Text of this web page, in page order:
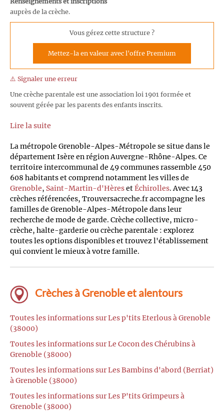
auprès de la crèche.
Vous gérez cette structure ?
Mettez-la en valeur avec l'offre Premium
⚠️ Signaler une erreur
Une crèche parentale est une association loi 1901 formée et
souvent gérée par les parents des enfants inscrits.
Lire la suite
La métropole Grenoble-Alpes-Métropole se situe dans le
département Isère en région Auvergne-Rhône-Alpes. Ce
territoire intercommunal de 49 communes rassemble 450
608 habitants et comprend notamment les villes de
Grenoble, Saint-Martin-d'HèresetÉchirolles. Avec 143
crèches référencées, Trouversacreche.fr accompagne les
familles de Grenoble-Alpes-Métropole dans leur
recherche de mode de garde. Crèche collective, micro-
crèche, halte-garderie ou crèche parentale : explorez
toutes les options disponibles et trouvez l'établissement
qui convient le mieux à votre famille.
Crèches à Grenoble et alentours
Toutes les informations sur Les p'tits Eterlous à Grenoble
(38000)
Toutes les informations sur Le Cocon des Chérubins à
Grenoble (38000)
Toutes les informations sur Les Bambins d'abord (Berriat)
à Grenoble (38000)
Toutes les informations sur Les P'tits Grimpeurs à
Grenoble (38000)